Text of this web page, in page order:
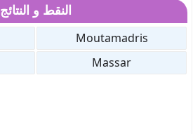
النقط و النتائج
Moutamadris
Massar